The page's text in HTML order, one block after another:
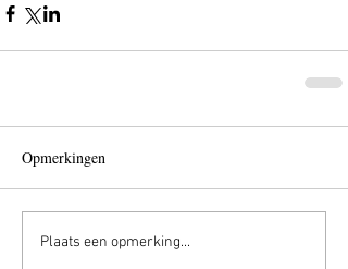
Opmerkingen
Plaats een opmerking...